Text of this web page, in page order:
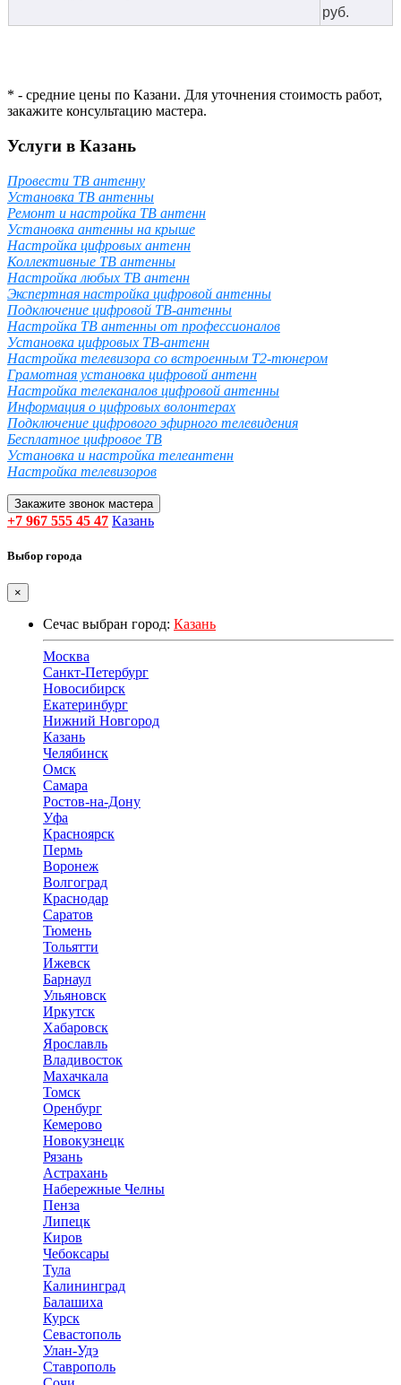
руб.
* - средние цены по Казани. Для уточнения стоимость работ,
закажите консультацию мастера.
Услуги в Казань
Провести ТВ антенну
Установка ТВ антенны
Ремонт и настройка ТВ антенн
Установка антенны на крыше
Настройка цифровых антенн
Коллективные ТВ антенны
Настройка любых ТВ антенн
Экспертная настройка цифровой антенны
Подключение цифровой ТВ-антенны
Настройка ТВ антенны от профессионалов
Установка цифровых ТВ-антенн
Настройка телевизора со встроенным T2-тюнером
Грамотная установка цифровой антенн
Настройка телеканалов цифровой антенны
Информация о цифровых волонтерах
Подключение цифрового эфирного телевидения
Бесплатное цифровое ТВ
Установка и настройка телеантенн
Настройка телевизоров
Закажите звонок мастера
+7 967 555 45 47 Казань
Выбор города
×
Сечас выбран город: Казань
Москва
Санкт-Петербург
Новосибирск
Екатеринбург
Нижний Новгород
Казань
Челябинск
Омск
Самара
Ростов-на-Дону
Уфа
Красноярск
Пермь
Воронеж
Волгоград
Краснодар
Саратов
Тюмень
Тольятти
Ижевск
Барнаул
Ульяновск
Иркутск
Хабаровск
Ярославль
Владивосток
Махачкала
Томск
Оренбург
Кемерово
Новокузнецк
Рязань
Астрахань
Набережные Челны
Пенза
Липецк
Киров
Чебоксары
Тула
Калининград
Балашиха
Курск
Севастополь
Улан-Удэ
Ставрополь